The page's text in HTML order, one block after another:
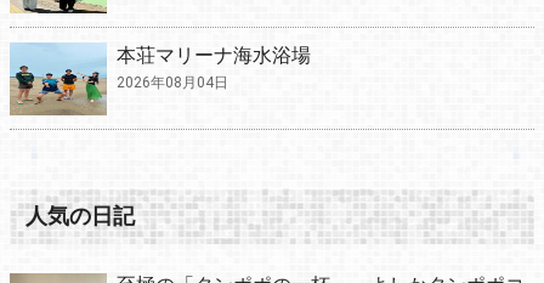
本荘マリーナ海水浴場
2026年08月04日
人気の日記